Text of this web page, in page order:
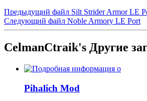
Предыдущий файл Silt Strider Armor LE
Следующий файл Noble Armory LE Port
CelmanCtraik's Другие
Pihalich Mod